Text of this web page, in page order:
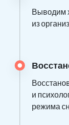
Выводим
из
и
режима